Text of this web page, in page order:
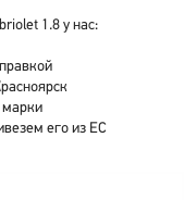
1.8 у нас:
марки
его из ЕС